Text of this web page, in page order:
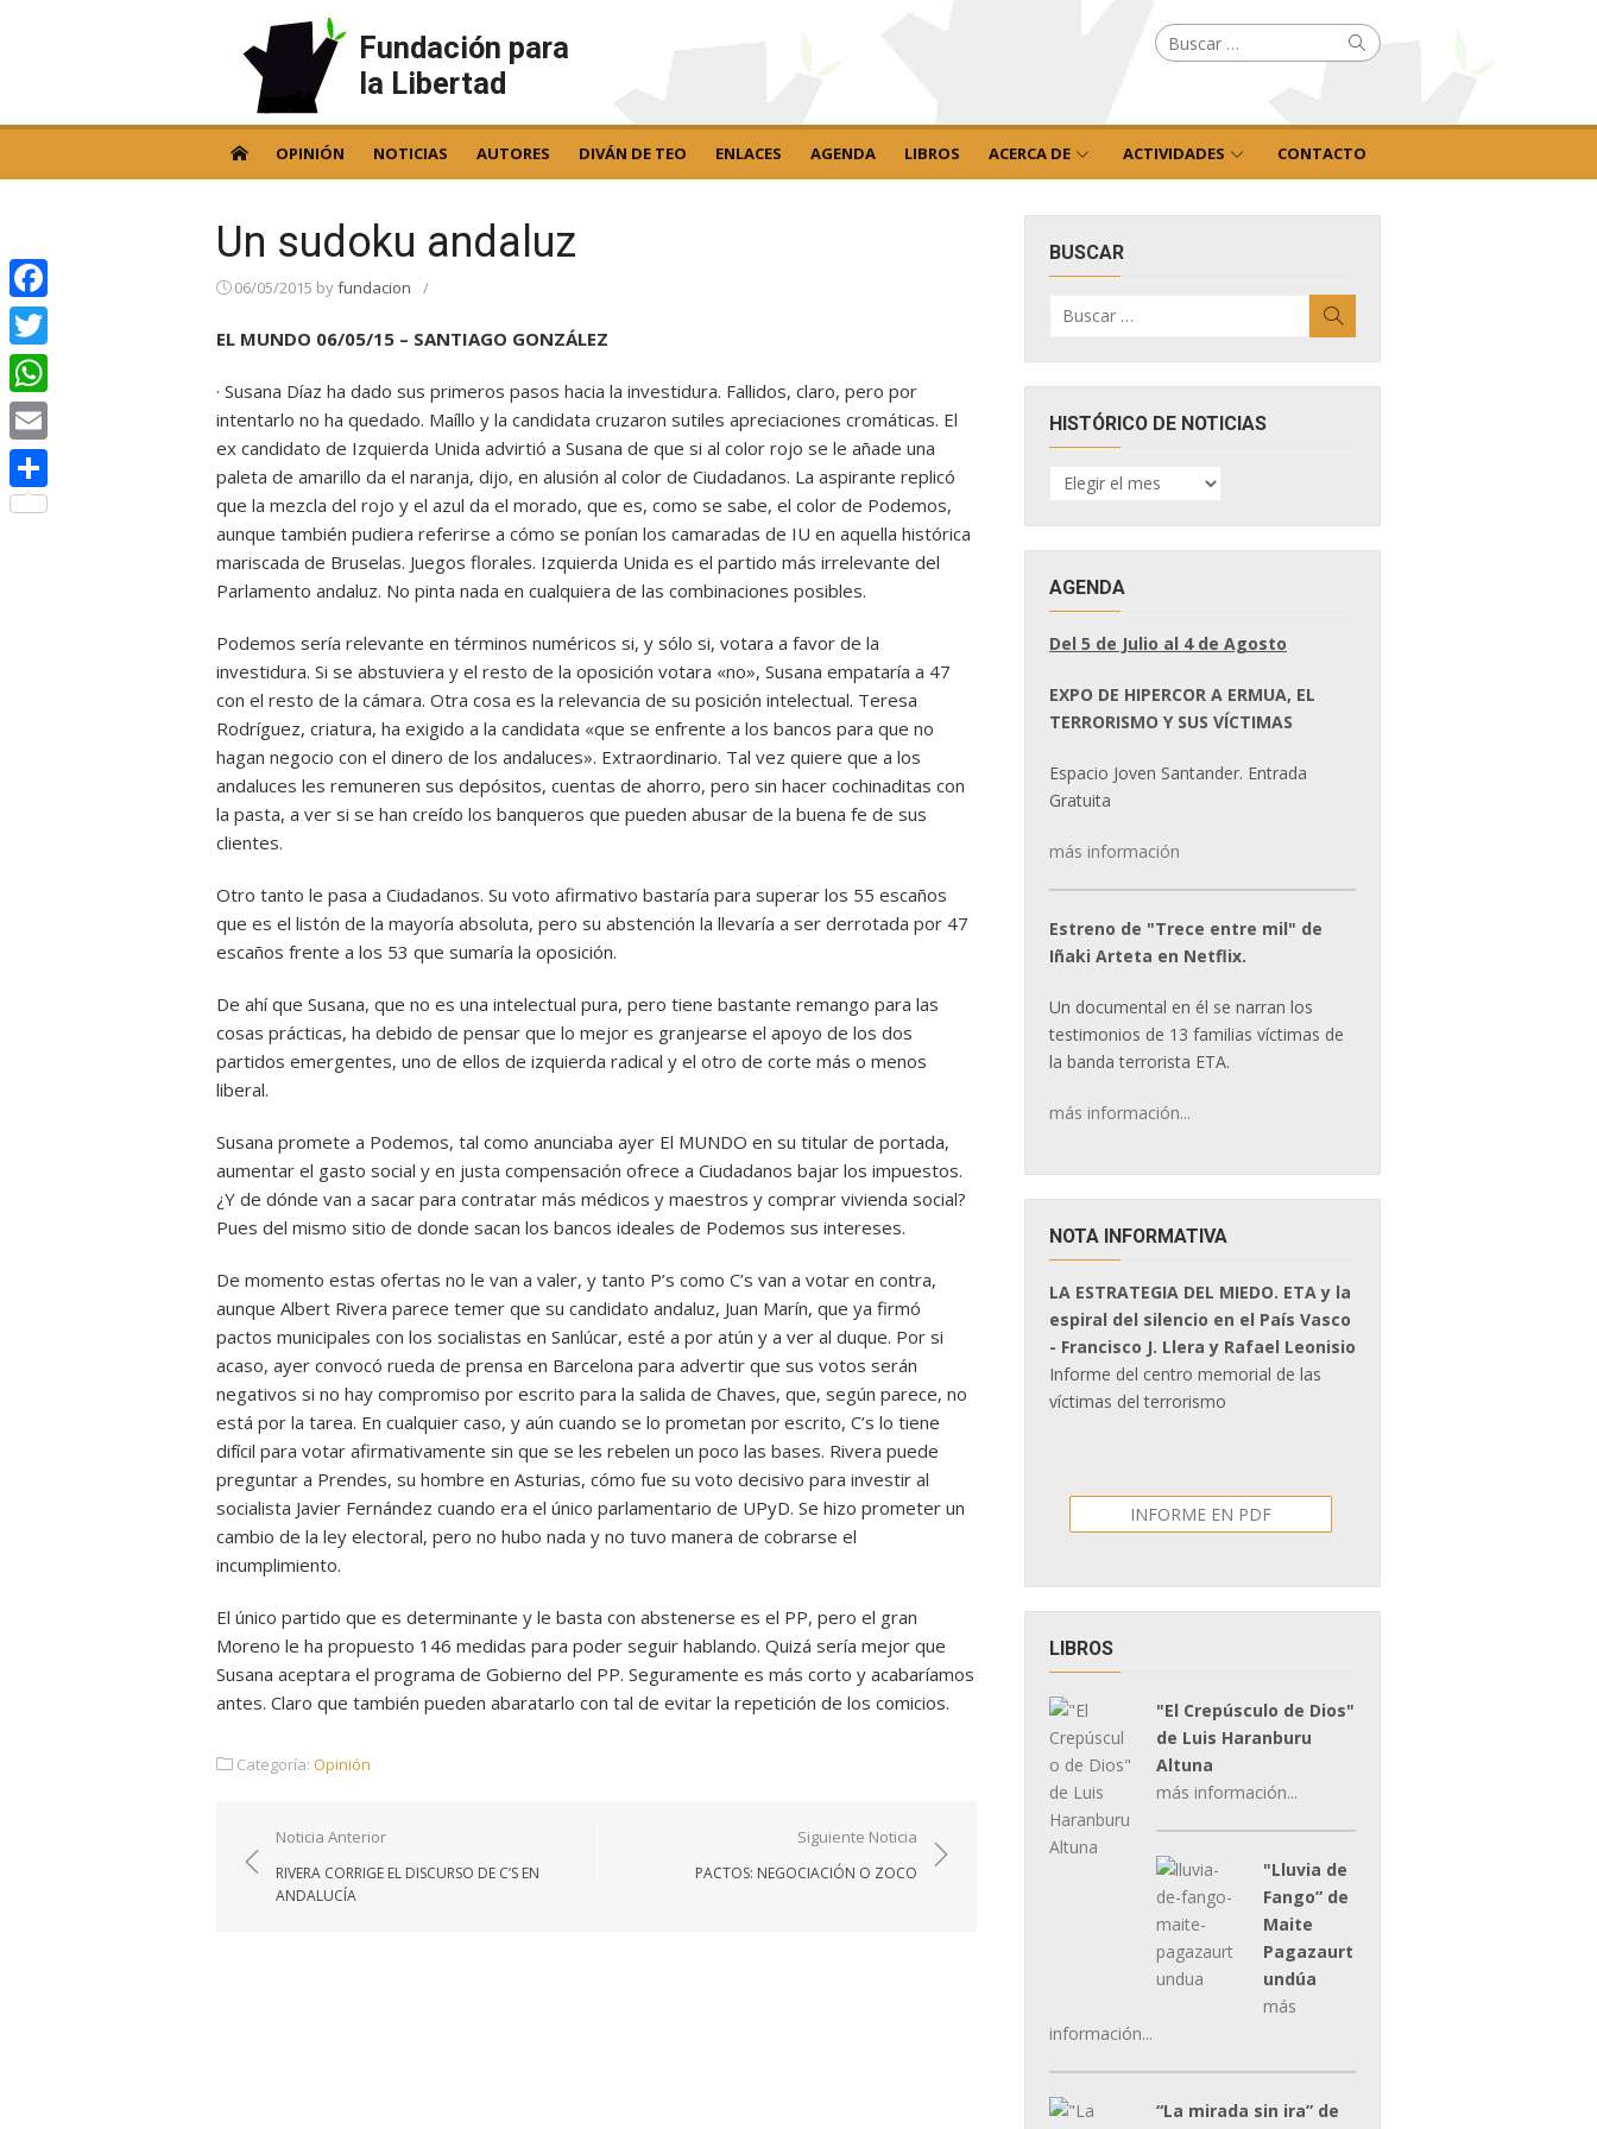
Fundación para
la Libertad
Buscar
por: Buscar
OPINIÓN NOTICIAS AUTORES DIVÁN DE TEO ENLACES AGENDA LIBROS ACERCA DE ACTIVIDADES CONTACTO
Un sudoku andaluz
06/05/2015 byfundacion /
EL MUNDO 06/05/15 – SANTIAGO GONZÁLEZ
· Susana Díaz ha dado sus primeros pasos hacia la investidura. Fallidos, claro, pero por
intentarlo no ha quedado. Maíllo y la candidata cruzaron sutiles apreciaciones cromáticas. El
ex candidato de Izquierda Unida advirtió a Susana de que si al color rojo se le añade una
paleta de amarillo da el naranja, dijo, en alusión al color de Ciudadanos. La aspirante replicó
que la mezcla del rojo y el azul da el morado, que es, como se sabe, el color de Podemos,
aunque también pudiera referirse a cómo se ponían los camaradas de IU en aquella histórica
mariscada de Bruselas. Juegos florales. Izquierda Unida es el partido más irrelevante del
Parlamento andaluz. No pinta nada en cualquiera de las combinaciones posibles.
Podemos sería relevante en términos numéricos si, y sólo si, votara a favor de la
investidura. Si se abstuviera y el resto de la oposición votara «no», Susana empataría a 47
con el resto de la cámara. Otra cosa es la relevancia de su posición intelectual. Teresa
Rodríguez, criatura, ha exigido a la candidata «que se enfrente a los bancos para que no
hagan negocio con el dinero de los andaluces». Extraordinario. Tal vez quiere que a los
andaluces les remuneren sus depósitos, cuentas de ahorro, pero sin hacer cochinaditas con
la pasta, a ver si se han creído los banqueros que pueden abusar de la buena fe de sus
clientes.
Otro tanto le pasa a Ciudadanos. Su voto afirmativo bastaría para superar los 55 escaños
que es el listón de la mayoría absoluta, pero su abstención la llevaría a ser derrotada por 47
escaños frente a los 53 que sumaría la oposición.
De ahí que Susana, que no es una intelectual pura, pero tiene bastante remango para las
cosas prácticas, ha debido de pensar que lo mejor es granjearse el apoyo de los dos
partidos emergentes, uno de ellos de izquierda radical y el otro de corte más o menos
liberal.
Susana promete a Podemos, tal como anunciaba ayer El MUNDO en su titular de portada,
aumentar el gasto social y en justa compensación ofrece a Ciudadanos bajar los impuestos.
¿Y de dónde van a sacar para contratar más médicos y maestros y comprar vivienda social?
Pues del mismo sitio de donde sacan los bancos ideales de Podemos sus intereses.
De momento estas ofertas no le van a valer, y tanto P’s como C’s van a votar en contra,
aunque Albert Rivera parece temer que su candidato andaluz, Juan Marín, que ya firmó
pactos municipales con los socialistas en Sanlúcar, esté a por atún y a ver al duque. Por si
acaso, ayer convocó rueda de prensa en Barcelona para advertir que sus votos serán
negativos si no hay compromiso por escrito para la salida de Chaves, que, según parece, no
está por la tarea. En cualquier caso, y aún cuando se lo prometan por escrito, C’s lo tiene
difícil para votar afirmativamente sin que se les rebelen un poco las bases. Rivera puede
preguntar a Prendes, su hombre en Asturias, cómo fue su voto decisivo para investir al
socialista Javier Fernández cuando era el único parlamentario de UPyD. Se hizo prometer un
cambio de la ley electoral, pero no hubo nada y no tuvo manera de cobrarse el
incumplimiento.
El único partido que es determinante y le basta con abstenerse es el PP, pero el gran
Moreno le ha propuesto 146 medidas para poder seguir hablando. Quizá sería mejor que
Susana aceptara el programa de Gobierno del PP. Seguramente es más corto y acabaríamos
antes. Claro que también pueden abaratarlo con tal de evitar la repetición de los comicios.
Categoría: Opinión
Navegación
de
entradas
Noticia Anterior
RIVERA CORRIGE EL DISCURSO DE C’S EN
ANDALUCÍA
Siguiente Noticia
PACTOS: NEGOCIACIÓN O ZOCO
BUSCAR
por:
HISTÓRICO DE NOTICIAS
HISTÓRICO
DE
AGENDA
Del 5 de Julio al 4 de Agosto
EXPO DE HIPERCOR A ERMUA, EL
TERRORISMO Y SUS VÍCTIMAS
Espacio Joven Santander. Entrada
Gratuita
más información
Estreno de "Trece entre mil" de
Iñaki Arteta en Netflix.
Un documental en él se narran los
testimonios de 13 familias víctimas de
la banda terrorista ETA.
más información...
NOTA INFORMATIVA
LA ESTRATEGIA DEL MIEDO. ETA y la
espiral del silencio en el País Vasco
- Francisco J. Llera y Rafael Leonisio
Informe del centro memorial de las
víctimas del terrorismo
INFORME EN PDF
LIBROS
"El Crepúsculo de Dios"
de Luis Haranburu
Altuna
más información...
"Lluvia de
Fango” de
Maite
Pagazaurt
undúa
más
información...
“La mirada sin ira” de
Facebook
Twitter
WhatsApp
Email
Compartir